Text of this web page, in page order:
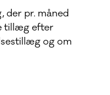
der pr. måned
tillæg efter
og om